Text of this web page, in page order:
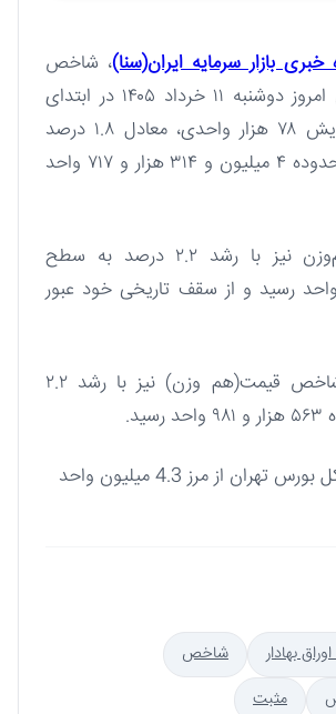
خبری بازار سرمایه ایران(سنا)، شاخص
کل بورس تهران امروز دوشنبه ۱۱ خرداد ۱۴۰۵ در ابتدای
معاملات، با افزایش ۷۸ هزار واحدی، معادل ۱.۸ درصد
رشد کرد و به محدوده ۴ میلیون و ۳۱۴ هزار و ۷۱۷ واحد
شاخص کل هم‌وزن نیز با رشد ۲.۲ درصد به سطح
یک‌هزار و ۱۵۶ واحد رسید و از سقف تاریخی خود عبور
در عین حال، شاخص قیمت(هم وزن) نیز با رشد ۲.۲
بهادار
شاخص
مثبت